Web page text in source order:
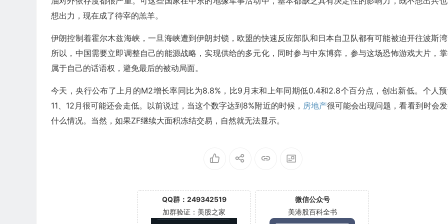
想出力，现在成了待宰的羔羊。
伊朗控制着霍尔木兹海峡，一旦海峡遭到伊朗封锁，欧盟的快速反应部队和日本自卫队都有可能被迫开往波斯湾
所以，中国需要立即调整自己的能源战略，实现供给的多元化，同时参与中东博弈，参与这场恐怖游戏大片，
属于自己的话语权，避免最后的被动局面。
今天，央行公布了上月的M2增长率同比为8.8%，比9月末和上年同期低0.4和2.8个百分点，创出新低。个人
11、12月很可能还会走低。以前说过，当这个数字达到8%附近的时候， 房地产很可能会出现问题，看看到时会
什么情况。当然，如果ZF继续大面积冻结交易，自然就无法显示。
QQ群：249342519
加群验证：美股之家
微信公众号
美港股百科全书